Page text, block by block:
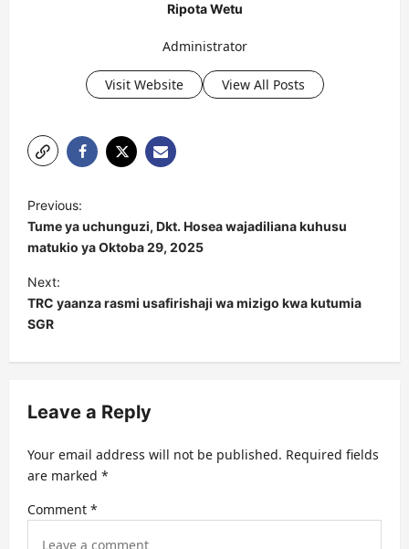
Ripota Wetu
Administrator
Visit Website View All Posts
o
s
t
n
a
v
g
a
t
i
Previous:
Tume ya uchunguzi, Dkt. Hosea wajadiliana kuhusu
matukio ya Oktoba 29, 2025
Next:
TRC yaanza rasmi usafirishaji wa mizigo kwa kutumia
SGR
Leave a Reply
Your email address will not be published. Required fields
are marked *
Comment *